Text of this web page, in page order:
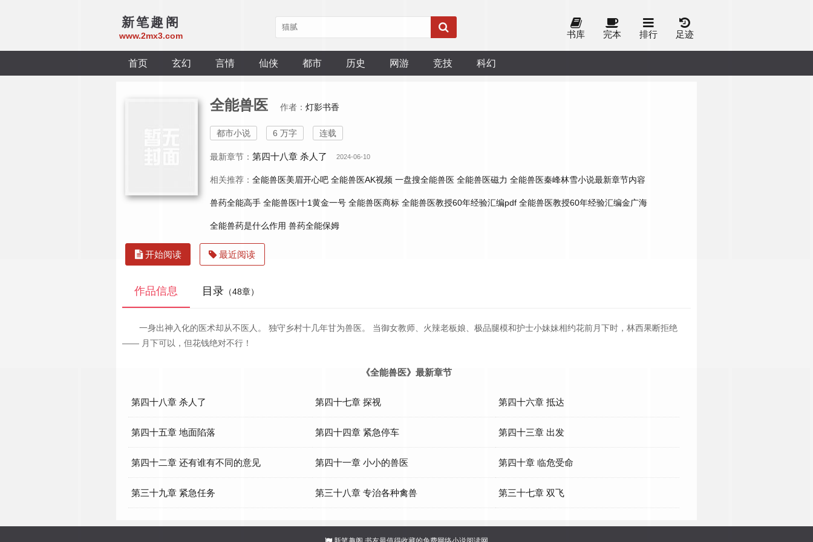
新笔趣阁
www.2mx3.com 书库 完本 排行 足迹
首页 玄幻 言情 仙侠 都市 历史 网游 竞技 科幻
全能兽医 作者： 灯影书香
都市小说 6 万字 连载
最新章节： 第四十八章 杀人了 2024-06-10
相关推荐： 全能兽医美眉开心吧 全能兽医AK视频 一盘搜全能兽医 全能兽医磁力 全能兽医秦峰林雪小说最新章节内容
兽药全能高手 全能兽医l十1黄金一号 全能兽医商标 全能兽医教授60年经验汇编pdf 全能兽医教授60年经验汇编金广海
全能兽药是什么作用 兽药全能保姆
开始阅读 最近阅读
作品信息 目录 （48章）
一身出神入化的医术却从不医人。 独守乡村十几年甘为兽医。 当御女教师、火辣老板娘、极品腿模和护士小妹妹相约花前月下时，林西果断拒绝
—— 月下可以，但花钱绝对不行！
《全能兽医》最新章节
第四十八章 杀人了 第四十七章 探视 第四十六章 抵达
第四十五章 地面陷落 第四十四章 紧急停车 第四十三章 出发
第四十二章 还有谁有不同的意见 第四十一章 小小的兽医 第四十章 临危受命
第三十九章 紧急任务 第三十八章 专治各种禽兽 第三十七章 双飞